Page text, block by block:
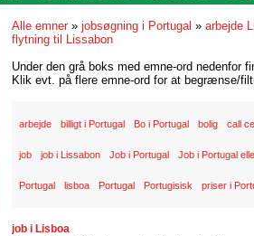
Alle emner » jobsøgning i Portugal » arbejde
flytning til Lissabon
Under den grå boks med emne-ord nedenfor
Klik evt. på flere emne-ord for at begrænse/
arbejde billigt i Portugal Bo i Portugal bolig call
job job i Lissabon Job i Portugal Job i Portugal
Portugal lisboa Portugal Portugisisk priser i
job i Lisboa